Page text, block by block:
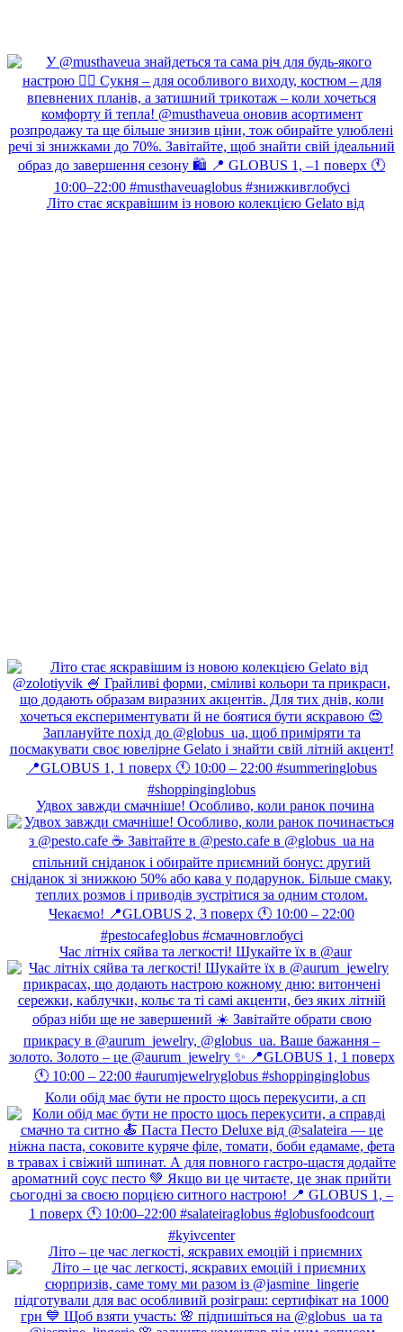
Літо стає яскравішим із новою колекцією Gelato від
Удвох завжди смачніше! Особливо, коли ранок почина
Час літніх сяйва та легкості! Шукайте їх в @aur
Коли обід має бути не просто щось перекусити, а сп
Літо – це час легкості, яскравих емоцій і приємних